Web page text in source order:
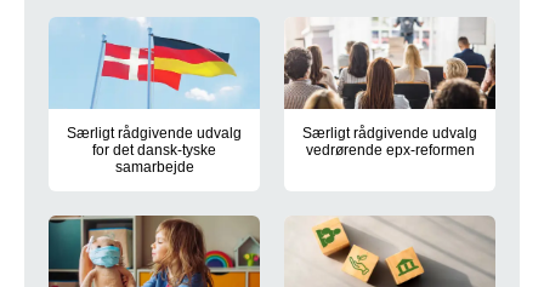
Særligt rådgivende udvalg
for det dansk-tyske
samarbejde
Særligt rådgivende udvalg
vedrørende epx-reformen